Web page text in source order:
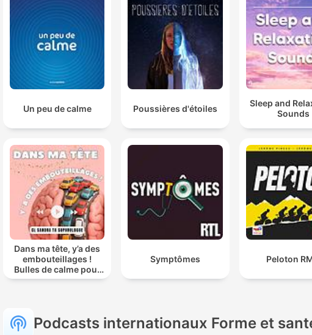
Un peu de calme Poussières d'étoiles
Sleep and
Sounds
Dans ma tête, y’a des
embouteillages !
Bulles de calme pour
cerveaux agités
Symptômes Peloton
Podcasts internationaux Forme et